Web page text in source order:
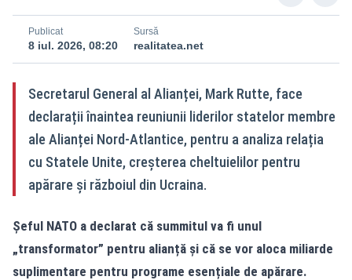
Publicat
8 iul. 2026, 08:20
Sursă
realitatea.net
Secretarul General al Alianței, Mark Rutte, face
declarații înaintea reuniunii liderilor statelor membre
ale Alianței Nord-Atlantice, pentru a analiza relația
cu Statele Unite, creșterea cheltuielilor pentru
apărare și războiul din Ucraina.
Șeful NATO a declarat că summitul va fi unul
„transformator” pentru alianță și că se vor aloca miliarde
suplimentare pentru programe esențiale de apărare.